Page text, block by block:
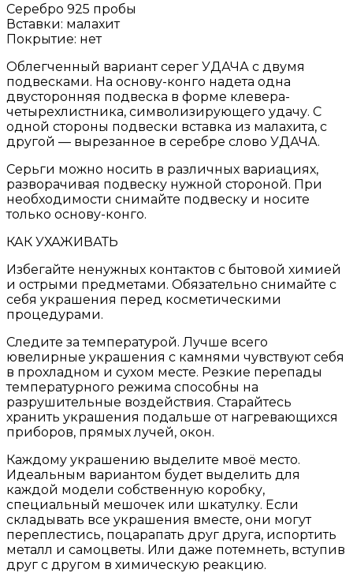
Серебро 925 пробы
Вставки: малахит
Покрытие: нет
Облегченный вариант серег УДАЧА с двумя
подвесками. На основу-конго надета одна
двусторонняя подвеска в форме клевера-
четырехлистника, символизирующего удачу. С
одной стороны подвески вставка из малахита, с
другой — вырезанное в серебре слово УДАЧА.
Серьги можно носить в различных вариациях,
разворачивая подвеску нужной стороной. При
необходимости снимайте подвеску и носите
только основу-конго.
КАК УХАЖИВАТЬ
Избегайте ненужных контактов с бытовой химией
и острыми предметами. Обязательно снимайте с
себя украшения перед косметическими
процедурами.
Следите за температурой. Лучше всего
ювелирные украшения с камнями чувствуют себя
в прохладном и сухом месте. Резкие перепады
температурного режима способны на
разрушительные воздействия. Старайтесь
хранить украшения подальше от нагревающихся
приборов, прямых лучей, окон.
Каждому украшению выделите мвоё место.
Идеальным вариантом будет выделить для
каждой модели собственную коробку,
специальный мешочек или шкатулку. Если
складывать все украшения вместе, они могут
переплестись, поцарапать друг друга, испортить
металл и самоцветы. Или даже потемнеть, вступив
друг с другом в химическую реакцию.